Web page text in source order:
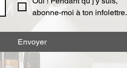
abonne-moi à ton infolettre.
Envoyer